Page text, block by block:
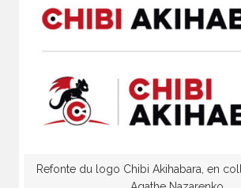
Refonte du logo Chibi Akihabara, en